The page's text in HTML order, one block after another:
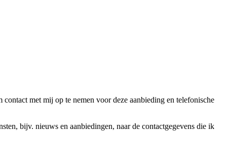
met mij op te nemen voor deze aanbieding en telefonische
bijv. nieuws en aanbiedingen, naar de contactgegevens die ik